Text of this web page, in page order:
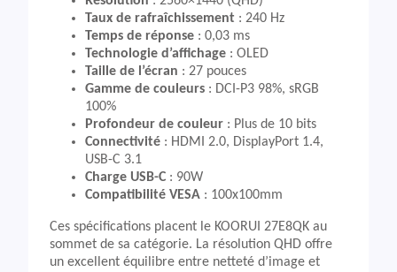
Taux de rafraîchissement : 240 Hz
Temps de réponse : 0,03 ms
Technologie d’affichage : OLED
Taille de l’écran : 27 pouces
Gamme de couleurs : DCI-P3 98%, sRGB
100%
Profondeur de couleur : Plus de 10 bits
Connectivité : HDMI 2.0, DisplayPort 1.4,
USB-C 3.1
Charge USB-C : 90W
Compatibilité VESA : 100x100mm
Ces spécifications placent le KOORUI 27E8QK au
sommet de sa catégorie. La résolution QHD offre
un excellent équilibre entre netteté d’image et